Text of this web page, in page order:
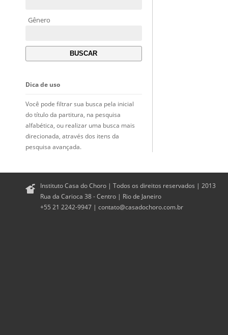
Gênero
Dica de uso
Você pode filtrar sua busca pela inicial
do título da partitura, na pesquisa
alfabética, ou realizar uma busca mais
direcionada, através dos itens da
pesquisa avançada.
Instituto Casa do Choro | Todos os direitos reservados | 2013
Rua da Carioca 38 - Centro | Rio de Janeiro
+55 21 2242-9947 | contato@casadochoro.com.br